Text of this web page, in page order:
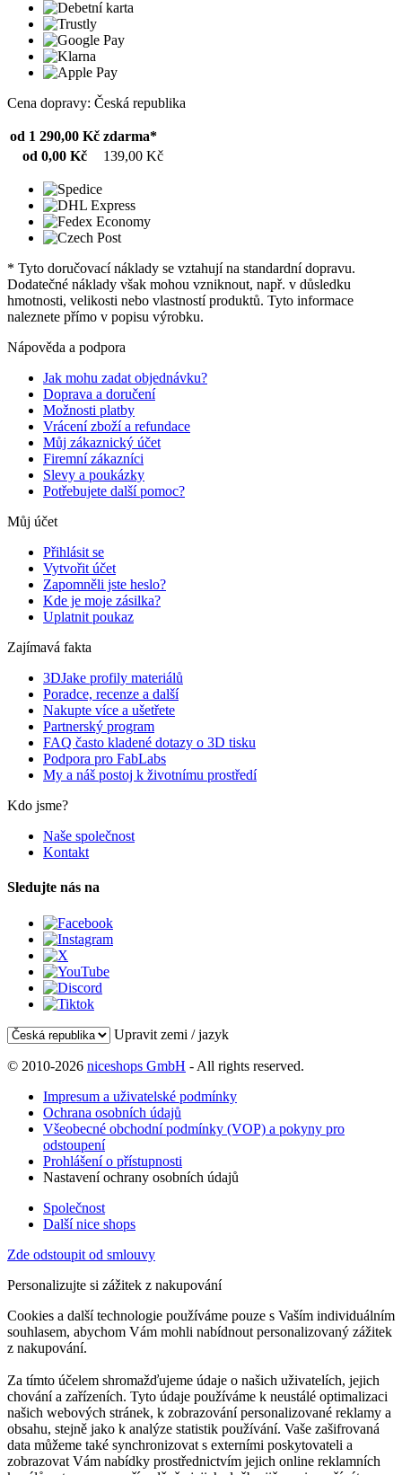
Cena dopravy: Česká republika
od 1 290,00 Kč zdarma*
od 0,00 Kč
139,00 Kč
* Tyto doručovací náklady se vztahují na standardní dopravu.
Dodatečné náklady však mohou vzniknout, např. v důsledku
hmotnosti, velikosti nebo vlastností produktů. Tyto informace
naleznete přímo v popisu výrobku.
Nápověda a podpora
Jak mohu zadat objednávku?
Doprava a doručení
Možnosti platby
Vrácení zboží a refundace
Můj zákaznický účet
Firemní zákazníci
Slevy a poukázky
Potřebujete další pomoc?
Můj účet
Přihlásit se
Vytvořit účet
Zapomněli jste heslo?
Kde je moje zásilka?
Uplatnit poukaz
Zajímavá fakta
3DJake profily materiálů
Poradce, recenze a další
Nakupte více a ušetřete
Partnerský program
FAQ často kladené dotazy o 3D tisku
Podpora pro FabLabs
My a náš postoj k životnímu prostředí
Kdo jsme?
Naše společnost
Kontakt
Sledujte nás na
Upravit zemi / jazyk
© 2010-2026 niceshops GmbH - All rights reserved.
Impresum a uživatelské podmínky
Ochrana osobních údajů
Všeobecné obchodní podmínky (VOP) a pokyny pro
odstoupení
Prohlášení o přístupnosti
Nastavení ochrany osobních údajů
Společnost
Další nice shops
Zde odstoupit od smlouvy
Personalizujte si zážitek z nakupování
Cookies a další technologie používáme pouze s Vaším individuálním
souhlasem, abychom Vám mohli nabídnout personalizovaný zážitek
z nakupování.
Za tímto účelem shromažďujeme údaje o našich uživatelích, jejich
chování a zařízeních. Tyto údaje používáme k neustálé optimalizaci
našich webových stránek, k zobrazování personalizované reklamy a
obsahu, stejně jako k analýze statistik používání. Vaše zašifrovaná
data můžeme také synchronizovat s externími poskytovateli a
zobrazovat Vám nabídky prostřednictvím jejich online reklamních